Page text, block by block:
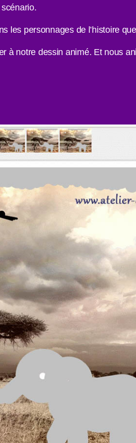
les personnages de l’histoire
à notre dessin animé. Et nous